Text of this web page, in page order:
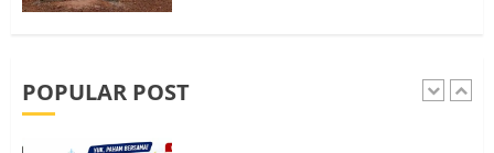
POPULAR POST
1